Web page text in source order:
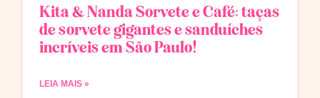
Kita & Nanda Sorvete e Café: taças
de sorvete gigantes e sanduíches
incríveis em São Paulo!
LEIA MAIS »